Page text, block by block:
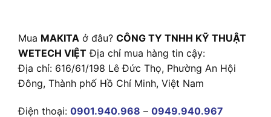
Mua MAKITA ở đâu? CÔNG TY TNHH KỸ THUẬT
WETECH VIỆT Địa chỉ mua hàng tin cậy:
Địa chỉ: 616/61/198 Lê Đức Thọ, Phường An Hội
Đông, Thành phố Hồ Chí Minh, Việt Nam
Điện thoại: 0901.940.968 – 0949.940.967